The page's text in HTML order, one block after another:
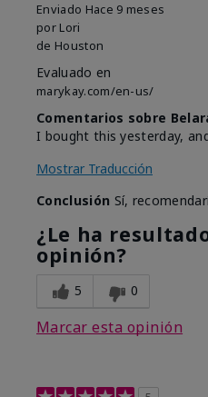
Enviado Hace 9 meses
por Lori
de Houston
Evaluado en
marykay.com/en-us/
Comentarios sobre
I bought this yesterday,
Mostrar Traducción
Conclusión Sí,
¿Le ha
opinión?
5 0
Marcar esta opinión